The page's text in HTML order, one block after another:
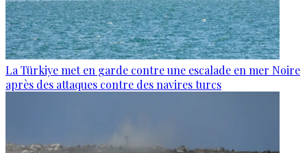
La Türkiye met en garde contre une escalade en mer Noire
après des attaques contre des navires turcs